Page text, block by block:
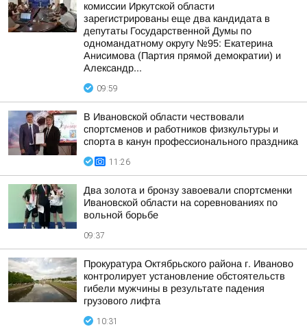
комиссии Иркутской области
зарегистрированы еще два кандидата в
депутаты Государственной Думы по
одномандатному округу №95: Екатерина
Анисимова (Партия прямой демократии) и
Александр...
09:59
В Ивановской области чествовали
спортсменов и работников физкультуры и
спорта в канун профессионального праздника
11:26
Два золота и бронзу завоевали спортсменки
Ивановской области на соревнованиях по
вольной борьбе
09:37
Прокуратура Октябрьского района г. Иваново
контролирует установление обстоятельств
гибели мужчины в результате падения
грузового лифта
10:31